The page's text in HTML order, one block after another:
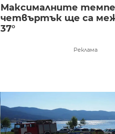
Максималните
четвъртък ще са
37°
Реклама